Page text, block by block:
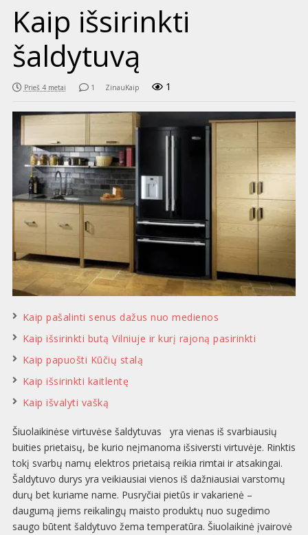
Kaip išsirinkti
šaldytuvą
Prieš 4 metai 1 ZinauKaip 1
Kaip pašalinti senus dažus nuo medienos
Kaip išsirinkti butą Vilniuje ir kurį rajoną pasirinkti
Kaip papuošti Kūčių stalą
Kaip išsirinkti kaitlentę
Kaip išvalyti vašką
Šiuolaikinėse virtuvėse šaldytuvas yra vienas iš svarbiausių
buities prietaisų, be kurio neįmanoma išsiversti virtuvėje. Rinktis
tokį svarbų namų elektros prietaisą reikia rimtai ir atsakingai.
Šaldytuvo durys yra veikiausiai vienos iš dažniausiai varstomų
durų bet kuriame name. Pusryčiai pietūs ir vakarienė –
daugumą jiems reikalingų maisto produktų nuo sugedimo
saugo būtent šaldytuvo žema temperatūra. Šiuolaikinė įvairovė